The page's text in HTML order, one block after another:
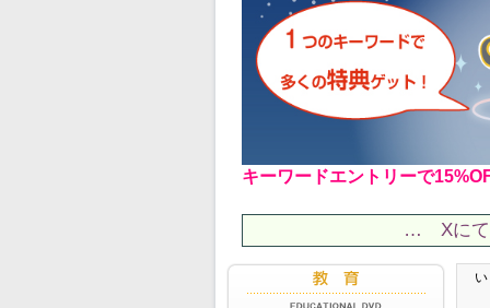
キーワードエントリーで
… Xにて